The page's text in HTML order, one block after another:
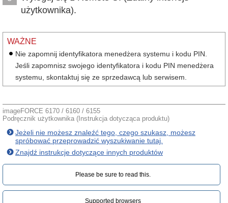
użytkownika).
WAŻNE
Nie zapomnij identyfikatora menedżera systemu i kodu PIN.
Jeśli zapomnisz swojego identyfikatora i kodu PIN menedżera
systemu, skontaktuj się ze sprzedawcą lub serwisem.
imageFORCE 6170 / 6160 / 6155
Podręcznik użytkownika (Instrukcja dotycząca produktu)
Jeżeli nie możesz znaleźć tego, czego szukasz, możesz
spróbować przeprowadzić wyszukiwanie tutaj.
Znajdź instrukcje dotyczące innych produktów
Please be sure to read this.‎
Supported browsers